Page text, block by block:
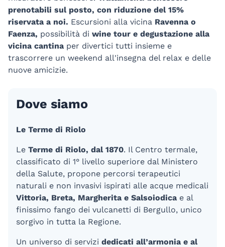
prenotabili sul posto, con riduzione del 15%
riservata a noi. Escursioni alla vicina Ravenna o
Faenza, possibilità di wine tour e degustazione alla
vicina cantina per divertici tutti insieme e
trascorrere un weekend all'insegna del relax e delle
nuove amicizie.
Dove siamo
Le Terme di Riolo
Le Terme di Riolo, dal 1870. Il Centro termale,
classificato di 1° livello superiore dal Ministero
della Salute, propone percorsi terapeutici
naturali e non invasivi ispirati alle acque medicali
Vittoria, Breta, Margherita e Salsoiodica e al
finissimo fango dei vulcanetti di Bergullo, unico
sorgivo in tutta la Regione.
Un universo di servizi dedicati all’armonia e al